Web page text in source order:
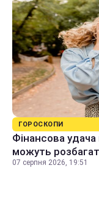
ГОРОСКОПИ
Фінансова
можуть
07 серпня 2026, 19:51